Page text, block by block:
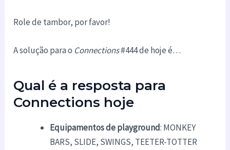
Role de tambor, por favor!
A solução para o Connections#444 de hoje é…
Qual é a resposta para
Connections hoje
Equipamentos de playground: MONKEY
BARS, SLIDE, SWINGS, TEETER-TOTTER